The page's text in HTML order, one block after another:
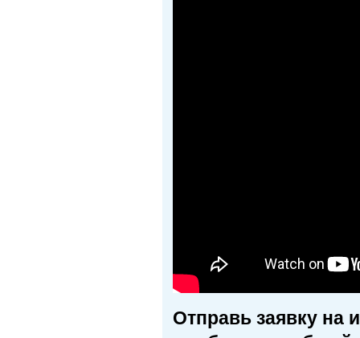
Отправь заявку на